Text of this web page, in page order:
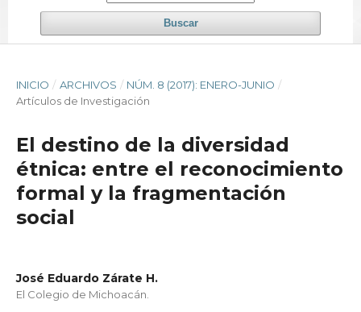
Buscar
INICIO / ARCHIVOS / NÚM. 8 (2017): ENERO-JUNIO /
Artículos de Investigación
El destino de la diversidad
étnica: entre el reconocimiento
formal y la fragmentación
social
José Eduardo Zárate H.
El Colegio de Michoacán.